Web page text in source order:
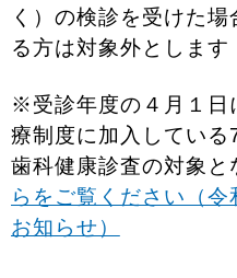
く）の検診を受けた
る方は対象外とします
※受診年度の４月１日
療制度に加入している
歯科健康診査の対象と
らをご覧ください（
お知らせ）